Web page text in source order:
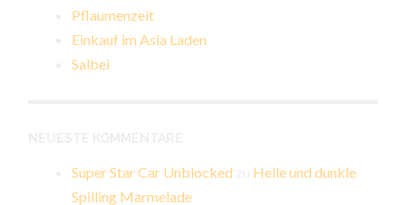
Pflaumenzeit
Einkauf im Asia Laden
Salbei
Super Star Car Unblocked
Helle und dunkle
Spilling Marmelade